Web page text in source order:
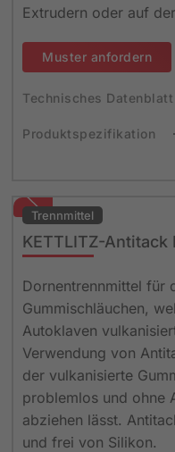
Extrudern oder auf
Muster anfordern
Technisches Datenblatt
Produktspezifikation
Trennmittel
KETTLITZ-Antitack
Dornentrennmittel für
Gummischläuchen,
Autoklaven
Verwendung von
der vulkanisierte
problemlos und ohne
abziehen lässt.
und frei von Silikon.